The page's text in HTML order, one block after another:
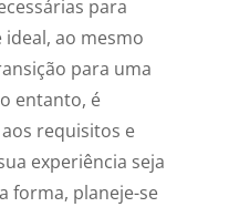
para
ao mesmo
para uma
entanto, é
requisitos e
experiência seja
forma, planeje-se